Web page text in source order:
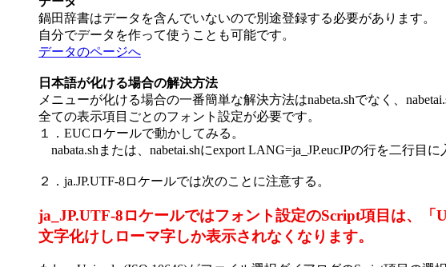
鍋田辞書はデータを含んでいないので別途登録する必要があります。
自分でデータを作って使うことも可能です。
データのページへ
日本語が化ける場合の解決方法
メニューが化ける場合の一番簡単な解決方法はnabeta.shでなく、
全ての表示項目ごとのフォント設定が必要です。
１．EUCロケールで動かしてみる。
nabata.shまたは、nabetai.shにexport LANG=ja_JP.eucJPの行を二行目に
２．ja.JP.UTF-8ロケールでは次のことに注意する。
ja_JP.UTF-8ロケールではフォント設定のScript項目は、「
文字化けしローマ字しか表示されなくなります。